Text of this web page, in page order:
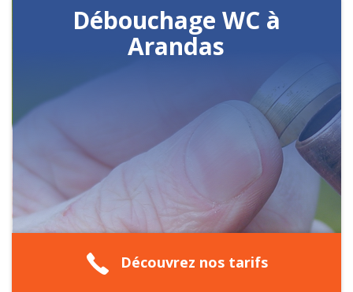
Débouchage WC à
Arandas
Découvrez nos tarifs